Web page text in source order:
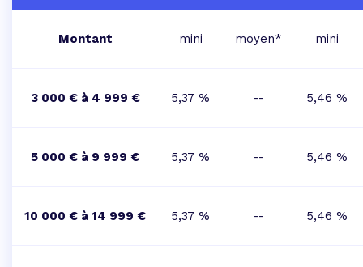
Montant mini moyen* mini
3 000 € à 4 999 € 5,37 % -- 5,46 %
5 000 € à 9 999 € 5,37 % -- 5,46 %
10 000 € à 14 999 € 5,37 % -- 5,46 %